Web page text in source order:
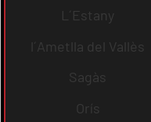
L´Estany
l´Ametlla del Vallès
Sagàs
Orís